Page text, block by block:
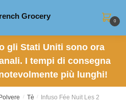
0
gli Stati Uniti sono ora
I tempi di consegna
più lunghi!
/ Tè /
Infuso Fée Nuit Les 2